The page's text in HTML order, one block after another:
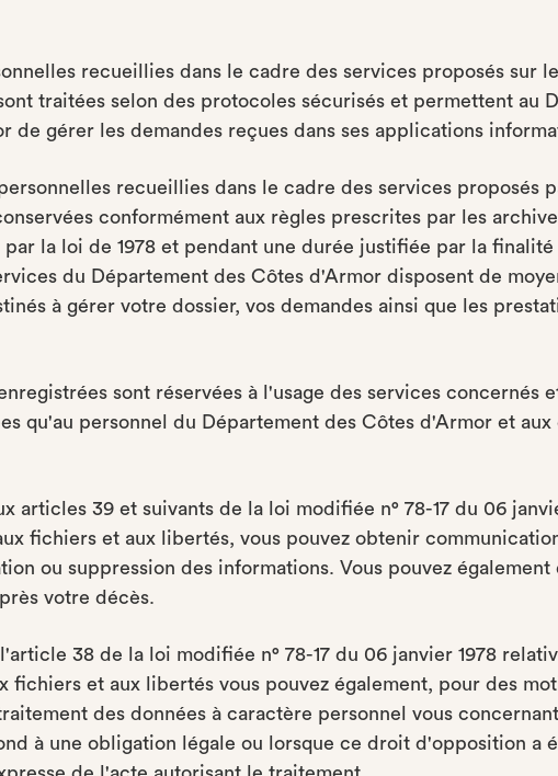
recueillies dans le cadre des services proposés sur
traitées selon des protocoles sécurisés et permettent au
de gérer les demandes reçues dans ses applications
recueillies dans le cadre des services proposés
conformément aux règles prescrites par les
la loi de 1978 et pendant une durée justifiée par la
du Département des Côtes d'Armor disposent de
à gérer votre dossier, vos demandes ainsi que les
sont réservées à l'usage des services concernés
qu'au personnel du Département des Côtes d'Armor et aux
articles 39 et suivants de la loi modifiée n° 78-17 du 06
fichiers et aux libertés, vous pouvez obtenir
ou suppression des informations. Vous pouvez
votre décès.
38 de la loi modifiée n° 78-17 du 06 janvier 1978
fichiers et aux libertés vous pouvez également, pour des
des données à caractère personnel vous
à une obligation légale ou lorsque ce droit d'opposition a